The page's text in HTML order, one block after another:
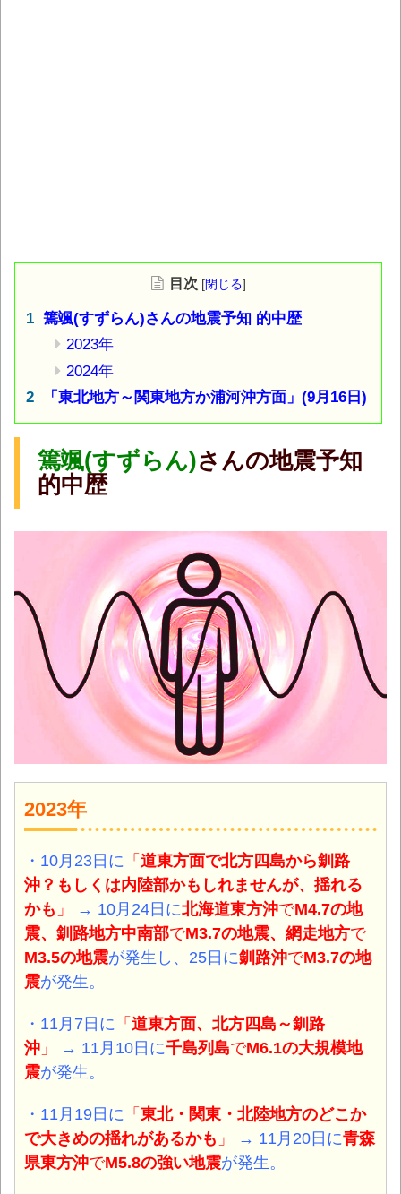
目次 [閉じる]
篶颯(すずらん)さんの地震予知 的中歴
2023年
2024年
「東北地方～関東地方か浦河沖方面」(9月16日)
篶颯(すずらん)さんの地震予知
的中歴
2023年
・10月23日に 「 道東方面で北方四島から釧路
沖？もしくは内陸部かもしれませんが、揺れる
かも 」 → 10月24日に北海道東方沖でM4.7の地
震、釧路地方中南部でM3.7の地震、網走地方で
M3.5の地震が発生し 、 25日に釧路沖でM3.7の地
震が発生。
・11月7日に 「 道東方面、北方四島～釧路
沖 」 → 11月10日に千島列島でM6.1の大規模地
震が発生。
・11月19日に 「 東北・関東・北陸地方のどこか
で大きめの揺れがあるかも 」 → 11月20日に青森
県東方沖でM5.8の強い地震が発生。